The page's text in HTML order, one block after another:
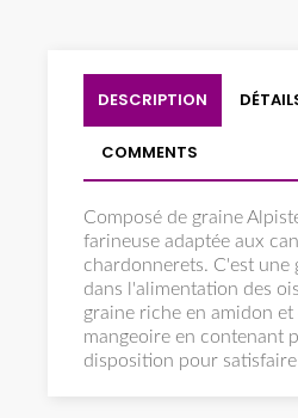
DESCRIPTION
COMMENTS
Composé de graine
farineuse adaptée aux
chardonnerets. C'est une
dans l'alimentation des
graine riche en amidon
mangeoire en contenant
disposition pour